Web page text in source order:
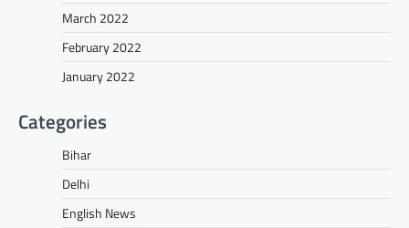
March 2022
February 2022
January 2022
Categories
Bihar
Delhi
English News